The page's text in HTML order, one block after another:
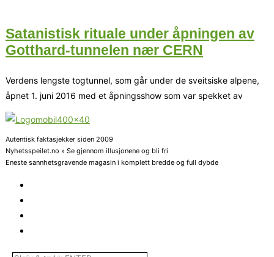
Satanistisk rituale under åpningen av
Gotthard-tunnelen nær CERN
Verdens lengste togtunnel, som går under de sveitsiske alpene,
åpnet 1. juni 2016 med et åpningsshow som var spekket av
Autentisk faktasjekker siden 2009
Nyhetsspeilet.no » Se gjennom illusjonene og bli fri
Eneste sannhetsgravende magasin i komplett bredde og full dybde